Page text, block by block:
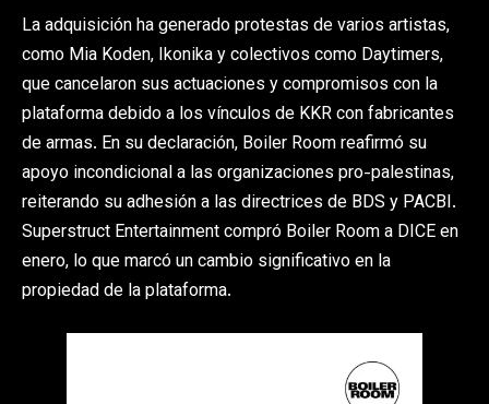
La adquisición ha generado protestas de varios artistas,
como Mia Koden, Ikonika y colectivos como Daytimers,
que cancelaron sus actuaciones y compromisos con la
plataforma debido a los vínculos de KKR con fabricantes
de armas. En su declaración, Boiler Room reafirmó su
apoyo incondicional a las organizaciones pro-palestinas,
reiterando su adhesión a las directrices de BDS y PACBI.
Superstruct Entertainment compró Boiler Room a DICE en
enero, lo que marcó un cambio significativo en la
propiedad de la plataforma.